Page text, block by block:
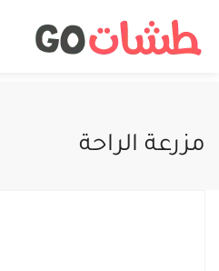
مزرعة الراحة